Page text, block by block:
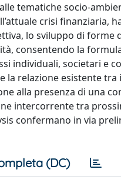
tematiche socio-
crisi finanziaria,
lo sviluppo di
consentendo la
individuali, societari e
relazione esistente
alla presenza di una
intercorrente tra
confermano in via
(DC)